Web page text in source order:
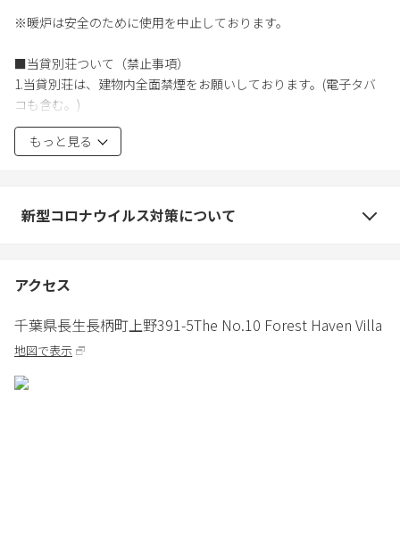
※暖炉は安全のために使用を中止しております。
■当貸別荘ついて（禁止事項）
1.当貸別荘は、建物内全面禁煙をお願いしております。(電子タバ
コも含む。)
喫煙による匂いや跡が認められた場合、ハウスクリーニング代と
して40,000円と寝具、備品の買換え費用を負担して頂きます。
建物外での喫煙、路上に吸い殻のポイ捨ては近隣のクレームの対
象になりますので絶対にやめてください。
汚損した場合は復旧にかかる料金を全額負担していただきます。
気をつけてご利用ください。)
清掃時入っていなかったり、お客様が紛失した場合は鍵交換費用
もっと見る
新型コロナウイルス対策について
アクセス
千葉県長生長柄町上野391-5The No.10 Forest Haven Villa
地図で表示